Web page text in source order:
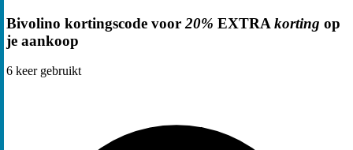
Bivolino kortingscode voor 20% EXTRA korting op
je aankoop
6 keer gebruikt